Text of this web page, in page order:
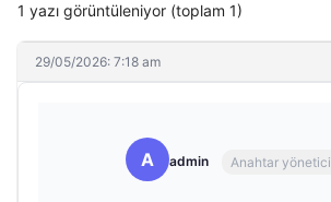
1 yazı görüntüleniyor (toplam 1)
29/05/2026: 7:18 am
A admin Anahtar yönetici